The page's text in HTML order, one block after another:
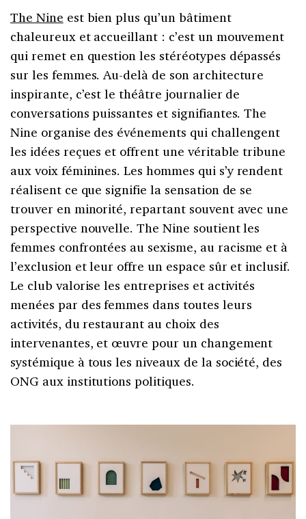
The Nine est bien plus qu’un bâtiment
chaleureux et accueillant : c’est un mouvement
qui remet en question les stéréotypes dépassés
sur les femmes. Au-delà de son architecture
inspirante, c’est le théâtre journalier de
conversations puissantes et signifiantes. The
Nine organise des événements qui challengent
les idées reçues et offrent une véritable tribune
aux voix féminines. Les hommes qui s’y rendent
réalisent ce que signifie la sensation de se
trouver en minorité, repartant souvent avec une
perspective nouvelle. The Nine soutient les
femmes confrontées au sexisme, au racisme et à
l’exclusion et leur offre un espace sûr et inclusif.
Le club valorise les entreprises et activités
menées par des femmes dans toutes leurs
activités, du restaurant au choix des
intervenantes, et œuvre pour un changement
systémique à tous les niveaux de la société, des
ONG aux institutions politiques.